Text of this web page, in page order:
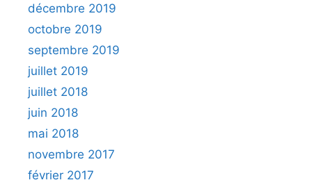
décembre 2019
octobre 2019
septembre 2019
juillet 2019
juillet 2018
juin 2018
mai 2018
novembre 2017
février 2017